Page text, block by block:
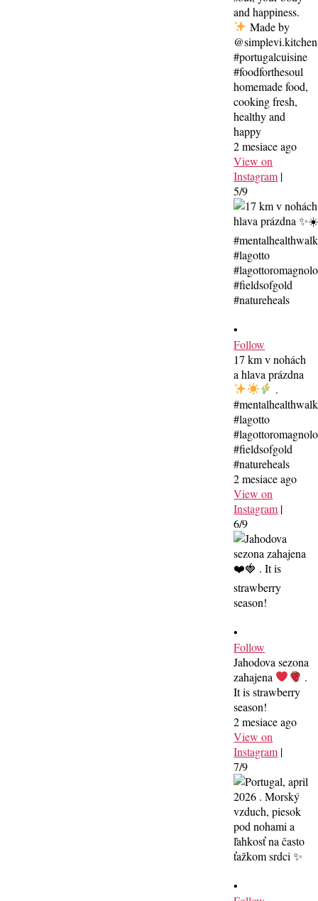
and happiness.
Made by
@simplevi.kitchen
#portugalcuisine
#foodforthesoul
homemade food,
cooking fresh,
healthy and
happy
2 mesiace ago
View on
Instagram |
5/9
•
Follow
17 km v nohách
a hlava prázdna
.
#mentalhealthwalk
#lagotto
#fieldsofgold
#natureheals
2 mesiace ago
View on
Instagram |
6/9
•
Follow
Jahodova sezona
zahajena
.
It is strawberry
season!
2 mesiace ago
View on
Instagram |
7/9
•